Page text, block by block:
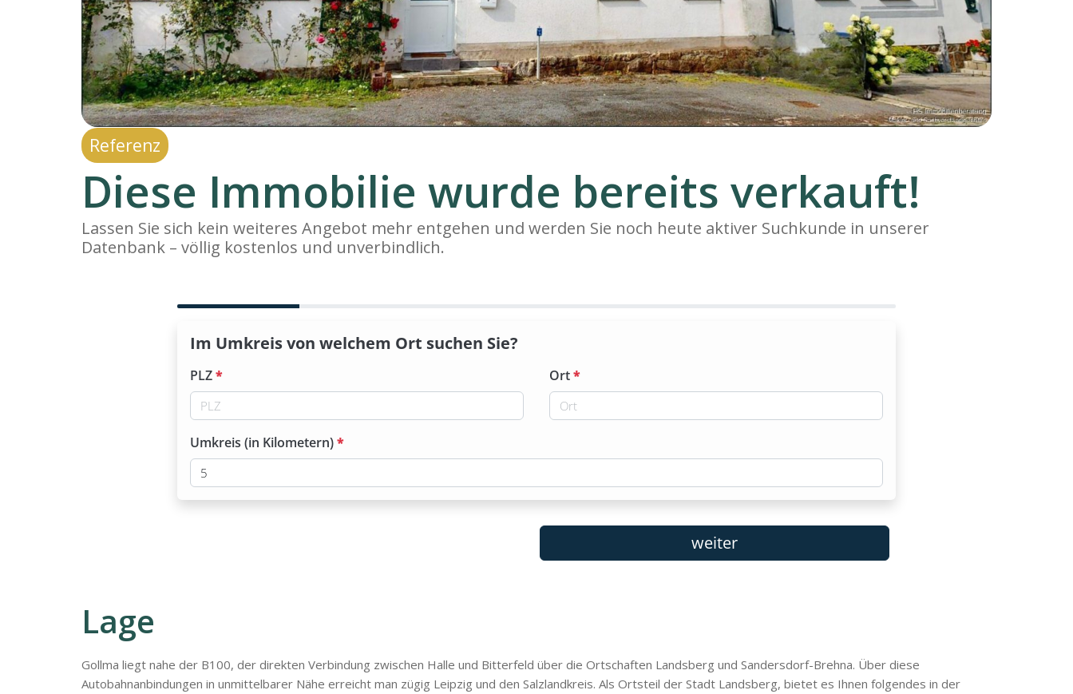
Referenz
Diese Immobilie wurde bereits verkauft!
Lassen Sie sich kein weiteres Angebot mehr entgehen und werden Sie noch heute aktiver Suchkunde in unserer
Datenbank – völlig kostenlos und unverbindlich.
Lage
Gollma liegt nahe der B100, der direkten Verbindung zwischen Halle und Bitterfeld über die Ortschaften Landsberg und Sandersdorf-Brehna. Über diese
Autobahnanbindungen in unmittelbarer Nähe erreicht man zügig Leipzig und den Salzlandkreis. Als Ortsteil der Stadt Landsberg, bietet es Ihnen folgendes in der